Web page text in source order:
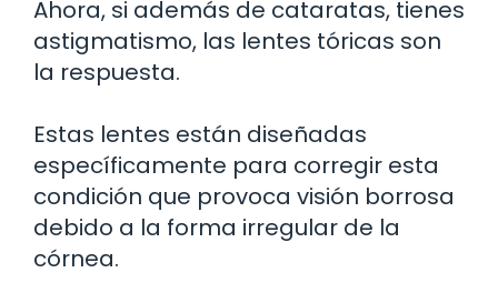
Ahora, si además de cataratas, tienes
astigmatismo, las lentes tóricas son
la respuesta.
Estas lentes están diseñadas
específicamente para corregir esta
condición que provoca visión borrosa
debido a la forma irregular de la
córnea.